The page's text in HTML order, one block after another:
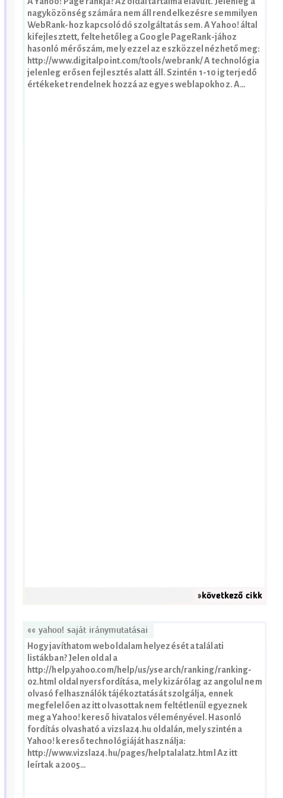
nagyközönség számára nem áll rendelkezésre semmilyen
WebRank-hoz kapcsolódó szolgáltatás sem. A Yahoo! által
kifejlesztett, feltehetőleg a Google PageRank-jához
hasonló mérőszám, mely ezzel az eszközzel nézhető meg:
http://www.digitalpoint.com/tools/webrank/ A technológia
jelenleg erősen fejlesztés alatt áll. Szintén 1-10 ig terjedő
értékeket rendelnek hozzá az egyes weblapokhoz. A…
»következő cikk
«« yahoo! saját iránymutatásai
Hogy javíthatom weboldalam helyezését a találati
listákban? Jelen oldal a
http://help.yahoo.com/help/us/ysearch/ranking/ranking-
02.html oldal nyersfordítása, mely kizárólag az angolul nem
olvasó felhasználók tájékoztatását szolgálja, ennek
megfelelően az itt olvasottak nem feltétlenül egyeznek
meg a Yahoo! kereső hivatalos véleményével. Hasonló
fordítás olvasható a vizsla24.hu oldalán, mely szintén a
Yahoo! kereső technológiáját használja:
http://www.vizsla24.hu/pages/helptalalat2.html Az itt
leírtak a 2005…